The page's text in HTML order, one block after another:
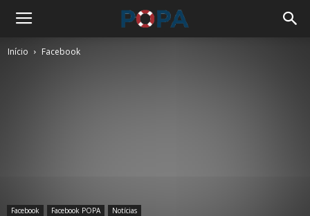
Início Facebook
Facebook Facebook POPA Notícias